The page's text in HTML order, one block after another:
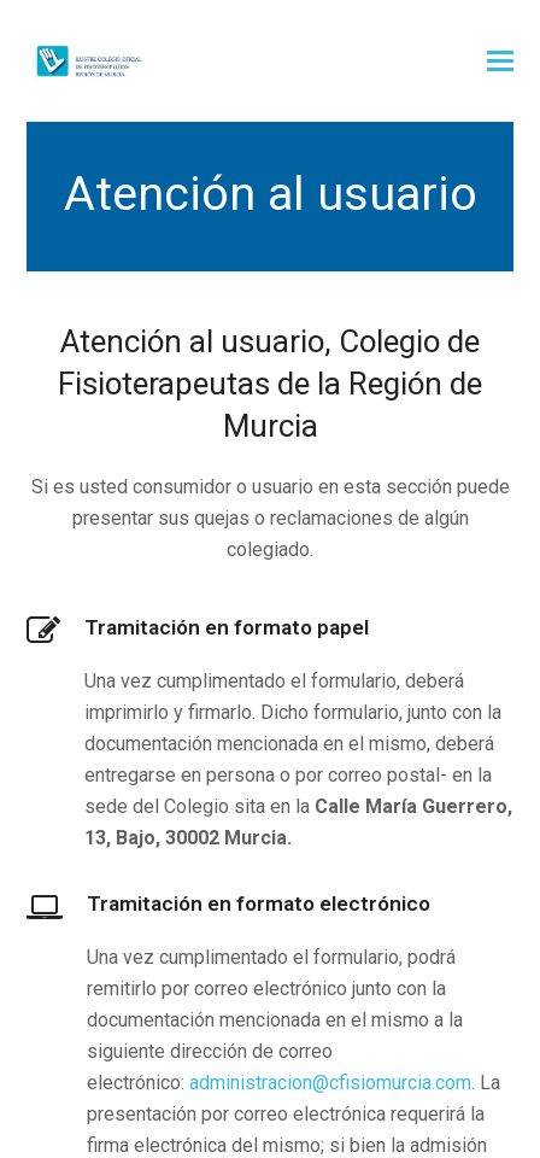
Atención al usuario
Atención al usuario, Colegio de
Fisioterapeutas de la Región de
Murcia
Si es usted consumidor o usuario en esta sección puede
presentar sus quejas o reclamaciones de algún
colegiado.
Tramitación en formato papel
Una vez cumplimentado el formulario, deberá
imprimirlo y firmarlo. Dicho formulario, junto con la
documentación mencionada en el mismo, deberá
entregarse en persona o por correo postal- en la
sede del Colegio sita en la Calle María Guerrero,
13, Bajo, 30002 Murcia.
Tramitación en formato electrónico
Una vez cumplimentado el formulario, podrá
remitirlo por correo electrónico junto con la
documentación mencionada en el mismo a la
siguiente dirección de correo
electrónico:administracion@cfisiomurcia.com. La
presentación por correo electrónica requerirá la
firma electrónica del mismo; si bien la admisión